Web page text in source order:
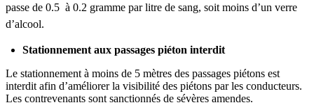
passe de 0.5 à 0.2 gramme par litre de sang, soit moins d’un verre
d’alcool.
Stationnement aux passages piéton interdit
Le stationnement à moins de 5 mètres des passages piétons est
interdit afin d’améliorer la visibilité des piétons par les conducteurs.
Les contrevenants sont sanctionnés de sévères amendes.